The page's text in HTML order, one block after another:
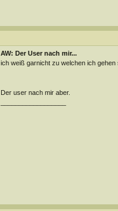
AW: Der User nach mir...
ich weiß garnicht zu welchen ich gehen
Der user nach mir aber.